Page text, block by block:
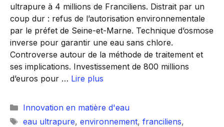
ultrapure à 4 millions de Franciliens. Distrait par un
coup dur : refus de l’autorisation environnementale
par le préfet de Seine-et-Marne. Technique d’osmose
inverse pour garantir une eau sans chlore.
Controverse autour de la méthode de traitement et
ses implications. Investissement de 800 millions
d’euros pour … Lire plus
Catégories
Innovation en matière d'eau
Étiquettes
eau ultrapure, environnement, franciliens,